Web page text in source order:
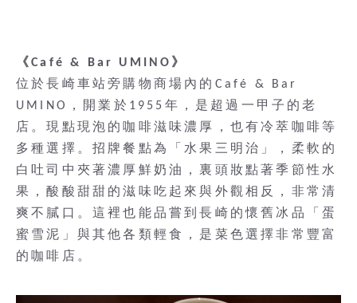
《Café & Bar UMINO》
位於長崎車站旁購物商場內的Café & Bar
UMINO，開業於1955年，是超過一甲子的老
店。現點現泡的咖啡滋味濃厚，也有冷萃咖啡等
多種選擇。招牌餐點為「水果三明治」，柔軟的
白吐司中夾著濃厚鮮奶油，裏頭妝點著季節性水
果，酸酸甜甜的滋味吃起來與外觀相反，非常清
爽不膩口。這裡也能品嘗到長崎的懷舊冰品「蛋
蜜雪泥」與其他各類輕食，是菜色選擇非常豐富
的咖啡店。